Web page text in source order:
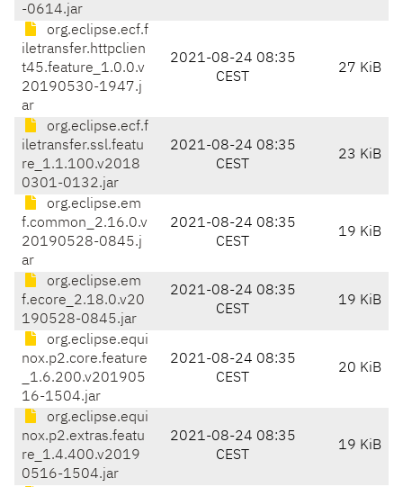
-0614.jar
org.eclipse.ecf.f
iletransfer.httpclien
t45.feature_1.0.0.v
20190530-1947.j
ar
2021-08-24 08:35
CEST
27 KiB
org.eclipse.ecf.f
iletransfer.ssl.featu
re_1.1.100.v2018
0301-0132.jar
2021-08-24 08:35
CEST
23 KiB
org.eclipse.em
f.common_2.16.0.v
20190528-0845.j
ar
2021-08-24 08:35
CEST
19 KiB
org.eclipse.em
f.ecore_2.18.0.v20
190528-0845.jar
2021-08-24 08:35
CEST
19 KiB
org.eclipse.equi
nox.p2.core.feature
_1.6.200.v201905
16-1504.jar
2021-08-24 08:35
CEST
20 KiB
org.eclipse.equi
nox.p2.extras.featu
re_1.4.400.v2019
0516-1504.jar
2021-08-24 08:35
CEST
19 KiB